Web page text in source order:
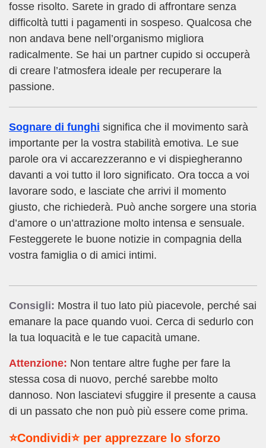
fosse risolto. Sarete in grado di affrontare senza
difficoltà tutti i pagamenti in sospeso. Qualcosa che
non andava bene nell’organismo migliora
radicalmente. Se hai un partner cupido si occuperà
di creare l’atmosfera ideale per recuperare la
passione.
Sognare di funghi significa che il movimento sarà
importante per la vostra stabilità emotiva. Le sue
parole ora vi accarezzeranno e vi dispiegheranno
davanti a voi tutto il loro significato. Ora tocca a voi
lavorare sodo, e lasciate che arrivi il momento
giusto, che richiederà. Può anche sorgere una storia
d’amore o un’attrazione molto intensa e sensuale.
Festeggerete le buone notizie in compagnia della
vostra famiglia o di amici intimi.
Consigli: Mostra il tuo lato più piacevole, perché sai
emanare la pace quando vuoi. Cerca di sedurlo con
la tua loquacità e le tue capacità umane.
Attenzione: Non tentare altre fughe per fare la
stessa cosa di nuovo, perché sarebbe molto
dannoso. Non lasciatevi sfuggire il presente a causa
di un passato che non può più essere come prima.
⭐Condividi⭐ per apprezzare lo sforzo